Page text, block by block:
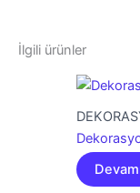
İlgili ürünler